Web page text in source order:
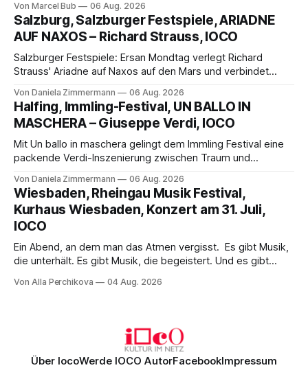
eine bildgewaltige Inszenierung, Maxime Pascal entfaltet
die komplexe Partitur eindrucksvoll, Philippe Sly berührt als
Franziskus.
Von Marcel Bub 06 Aug. 2026
Salzburg, Salzburger Festspiele, ARIADNE
AUF NAXOS – Richard Strauss, IOCO
Salzburger Festspiele: Ersan Mondtag verlegt Richard
Strauss' Ariadne auf Naxos auf den Mars und verbindet
Aufführung mit starken Solisten und den Wiener
Philharmonikern, szenisch bleibt der zweite Akt jedoch
hinter den Erwartungen zurück.
Von Daniela Zimmermann 06 Aug. 2026
Halfing, Immling-Festival, UN BALLO IN
MASCHERA – Giuseppe Verdi, IOCO
Mit Un ballo in maschera gelingt dem Immling Festival eine
packende Verdi-Inszenierung zwischen Traum und
psychologische Tiefe mit starken Bildern, getragen von
einem spielfreudigen Ensemble und einer musikalisch
überzeugenden Gesamtleistung.
Von Daniela Zimmermann 06 Aug. 2026
Wiesbaden, Rheingau Musik Festival,
Kurhaus Wiesbaden, Konzert am 31. Juli,
IOCO
Ein Abend, an dem man das Atmen vergisst. Es gibt Musik,
die unterhält. Es gibt Musik, die begeistert. Und es gibt
Genau so war der Abend im Kurhaus Wiesbaden, an dem
Von Alla Perchikova 04 Aug. 2026
Über IocoWerde IOCO AutorFacebookImpressum